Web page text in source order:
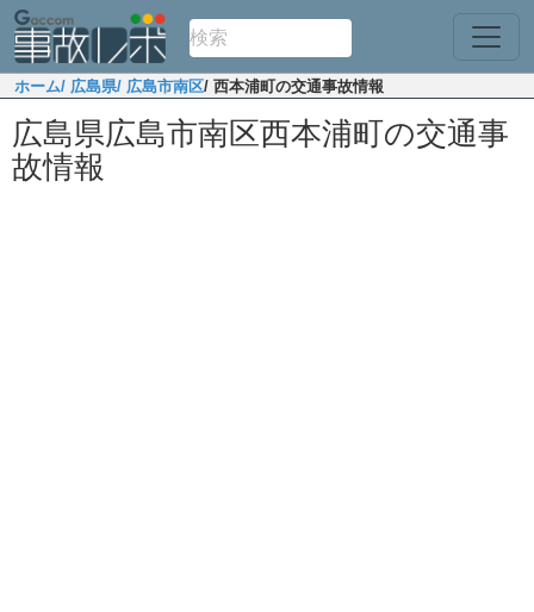
ホーム/ 広島県/ 広島市南区/ 西本浦町の交通事故情報
広島県広島市南区西本浦町の交通事
故情報